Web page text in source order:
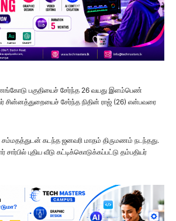
பகுதியைச் சேர்ந்த 26 வயது இளம்பெண்
சின்னத்துறையைச் சேர்ந்த நிதின் ராஜ் (26) என்பவரை
சம்மதத்துடன் கடந்த ஜனவரி மாதம் திருமணம் நடந்தது.
புதிய வீடு கட்டிக்கொடுக்கப்பட்டு தம்பதியர்